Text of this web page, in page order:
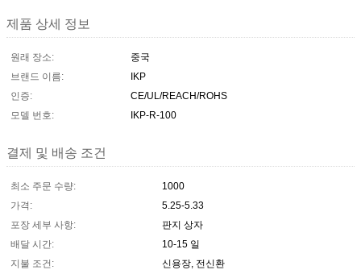
제품 상세 정보
원래 장소:
중국
브랜드 이름:
IKP
인증:
CE/UL/REACH/ROHS
모델 번호:
IKP-R-100
결제 및 배송 조건
최소 주문 수량:
1000
가격:
5.25-5.33
포장 세부 사항:
판지 상자
배달 시간:
10-15 일
지불 조건:
신용장, 전신환